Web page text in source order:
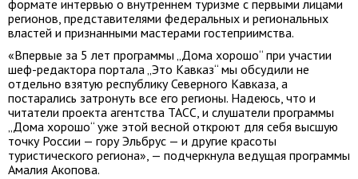
формате интервью о внутреннем туризме с первыми лицами
регионов, представителями федеральных и региональных
властей и признанными мастерами гостеприимства.
«Впервые за 5 лет программы „Дома хорошо“ при участии
шеф-редактора портала „Это Кавказ“ мы обсудили не
отдельно взятую республику Северного Кавказа, а
постарались затронуть все его регионы. Надеюсь, что и
читатели проекта агентства ТАСС, и слушатели программы
„Дома хорошо“ уже этой весной откроют для себя высшую
точку России — гору Эльбрус — и другие красоты
туристического региона», — подчеркнула ведущая программы
Амалия Акопова.